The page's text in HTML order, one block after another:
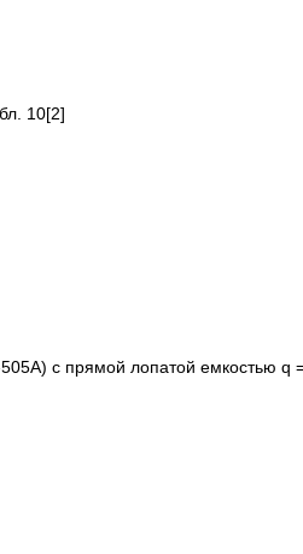
10[2]
с прямой лопатой емкостью